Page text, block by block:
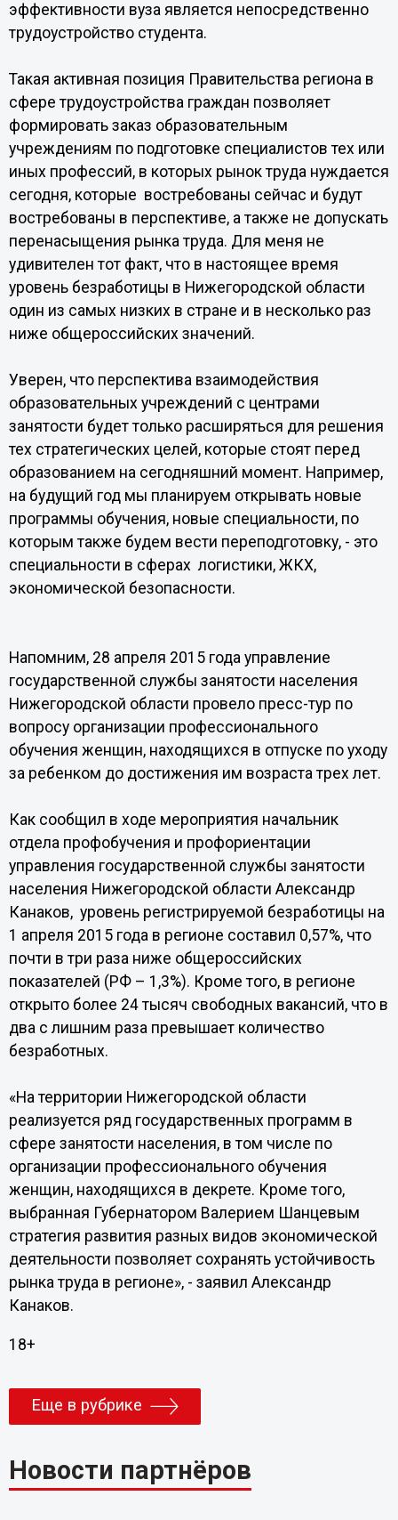
эффективности вуза является непосредственно
трудоустройство студента.
Такая активная позиция Правительства региона в
сфере трудоустройства граждан позволяет
формировать заказ образовательным
учреждениям по подготовке специалистов тех или
иных профессий, в которых рынок труда нуждается
сегодня, которые востребованы сейчас и будут
востребованы в перспективе, а также не допускать
перенасыщения рынка труда. Для меня не
удивителен тот факт, что в настоящее время
уровень безработицы в Нижегородской области
один из самых низких в стране и в несколько раз
ниже общероссийских значений.
Уверен, что перспектива взаимодействия
образовательных учреждений с центрами
занятости будет только расширяться для решения
тех стратегических целей, которые стоят перед
образованием на сегодняшний момент. Например,
на будущий год мы планируем открывать новые
программы обучения, новые специальности, по
которым также будем вести переподготовку, - это
специальности в сферах логистики, ЖКХ,
экономической безопасности.
Напомним, 28 апреля 2015 года управление
государственной службы занятости населения
Нижегородской области провело пресс-тур по
вопросу организации профессионального
обучения женщин, находящихся в отпуске по уходу
за ребенком до достижения им возраста трех лет.
Как сообщил в ходе мероприятия начальник
отдела профобучения и профориентации
управления государственной службы занятости
населения Нижегородской области Александр
Канаков, уровень регистрируемой безработицы на
1 апреля 2015 года в регионе составил 0,57%, что
почти в три раза ниже общероссийских
показателей (РФ – 1,3%). Кроме того, в регионе
открыто более 24 тысяч свободных вакансий, что в
два с лишним раза превышает количество
безработных.
«На территории Нижегородской области
реализуется ряд государственных программ в
сфере занятости населения, в том числе по
организации профессионального обучения
женщин, находящихся в декрете. Кроме того,
выбранная Губернатором Валерием Шанцевым
стратегия развития разных видов экономической
деятельности позволяет сохранять устойчивость
рынка труда в регионе», - заявил Александр
Канаков.
18+
Еще в рубрике
Новости партнёров